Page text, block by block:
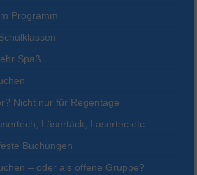
Programm
Spaß
Nicht nur für Regentage
Läsertäck, Lasertec etc.
Buchungen
– oder als offene Gruppe?